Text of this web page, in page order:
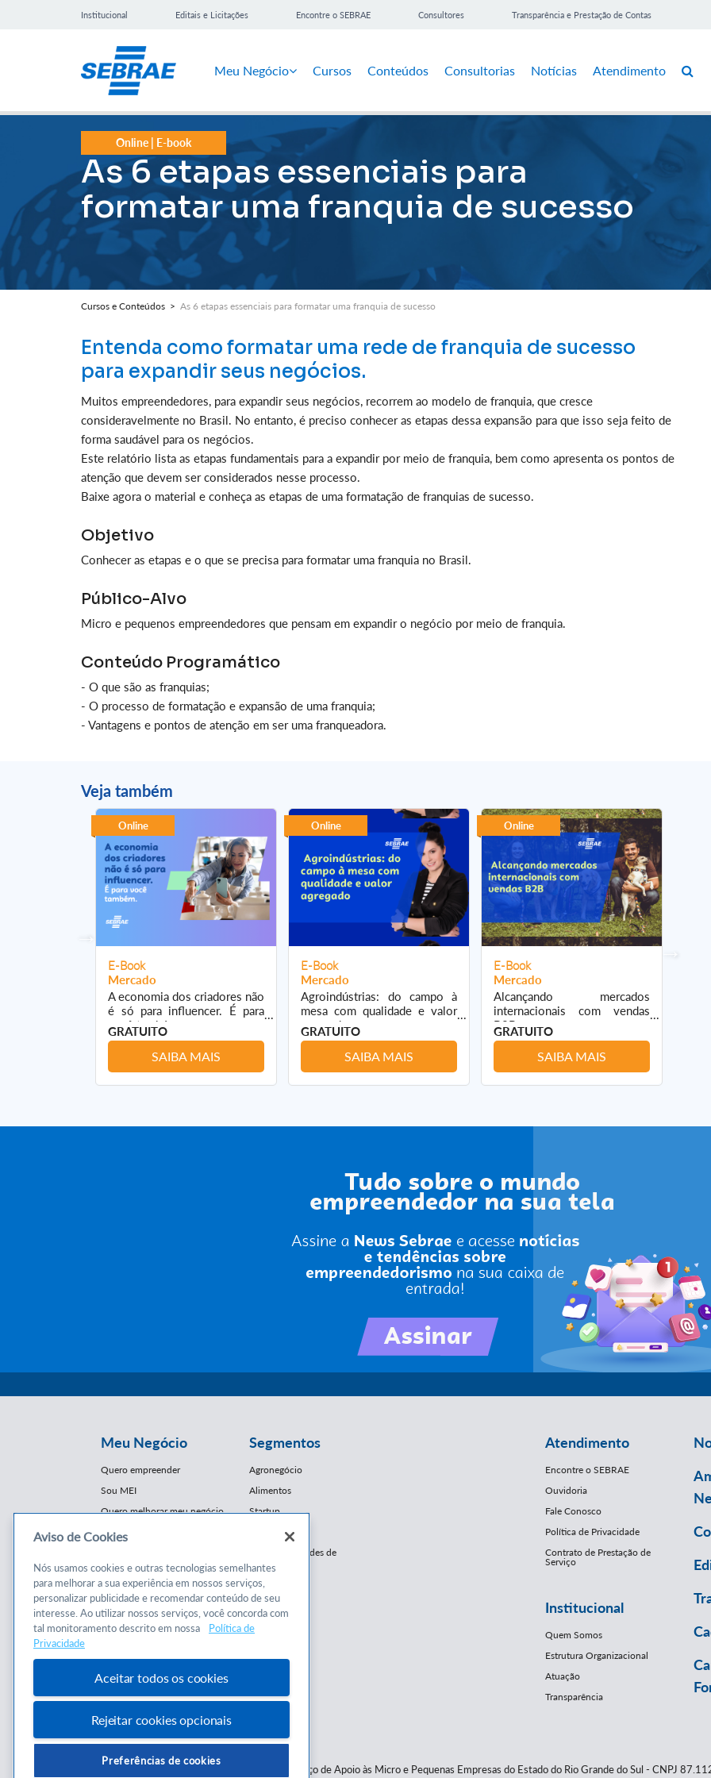
Institucional Editais e Licitações Encontre o SEBRAE Consultores Transparência e Prestação de Contas
Meu Negócio Cursos Conteúdos Consultorias Notícias Atendimento
Online | E-book
As 6 etapas essenciais para
formatar uma franquia de sucesso
Cursos e Conteúdos > As 6 etapas essenciais para formatar uma franquia de sucesso
Entenda como formatar uma rede de franquia de sucesso
para expandir seus negócios.
Muitos empreendedores, para expandir seus negócios, recorrem ao modelo de franquia, que cresce
consideravelmente no Brasil. No entanto, é preciso conhecer as etapas dessa expansão para que isso seja feito de
forma saudável para os negócios.
Este relatório lista as etapas fundamentais para a expandir por meio de franquia, bem como apresenta os pontos de
atenção que devem ser considerados nesse processo.
Baixe agora o material e conheça as etapas de uma formatação de franquias de sucesso.
Objetivo
Conhecer as etapas e o que se precisa para formatar uma franquia no Brasil.
Público-Alvo
Micro e pequenos empreendedores que pensam em expandir o negócio por meio de franquia.
Conteúdo Programático
- O que são as franquias;
- O processo de formatação e expansão de uma franquia;
- Vantagens e pontos de atenção em ser uma franqueadora.
Veja também
Online
E-Book
Mercado
A economia dos criadores não
é só para influencer. É para
você também.
GRATUITO
SAIBA MAIS
Online
E-Book
Mercado
Agroindústrias: do campo à
mesa com qualidade e valor
agregado
GRATUITO
SAIBA MAIS
Online
E-Book
Mercado
Alcançando mercados
internacionais com vendas
B2B
GRATUITO
SAIBA MAIS
Meu Negócio
Quero empreender
Sou MEI
Quero melhorar meu negócio
Conteúdos
Cursos
Consultorias
Segmentos
Agronegócio
Alimentos
Startup
E-Commerce
Franquias / Redes de
Cooperação
Moda
Moveleiro
Saúde
Mercopar
Atendimento
Encontre o SEBRAE
Ouvidoria
Fale Conosco
Política de Privacidade
Contrato de Prestação de
Serviço
Institucional
Quem Somos
Estrutura Organizacional
Atuação
Transparência
Serviço de Apoio às Micro e Pequenas Empresas do Estado do Rio Grande do Sul - CNPJ
Aviso de Cookies
Nós usamos cookies e outras tecnologias semelhantes
para melhorar a sua experiência em nossos serviços,
personalizar publicidade e recomendar conteúdo de seu
interesse. Ao utilizar nossos serviços, você concorda com
tal monitoramento descrito em nossa
Política de
Privacidade
Aceitar todos os cookies
Rejeitar cookies opcionais
Preferências de cookies